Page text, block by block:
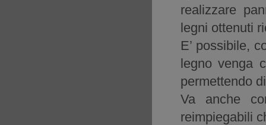
realizzare
legni ottenuti
E’ possibile,
legno venga
permettendo
Va anche
reimpiegabili